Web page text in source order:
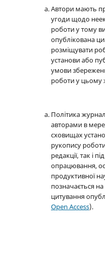
Автори мають
угоди щодо
роботи у тому
опублікована
розміщувати
установи або
умови
роботи у цьому
Політика
авторами в
сховищах
рукопису
редакції, так і
опрацювання,
продуктивної
позначається
цитування
Open Access).